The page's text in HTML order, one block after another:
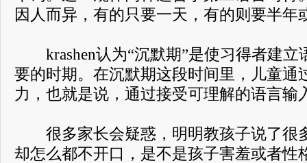
因人而异，有的只要一天，有的则要半年
krashen认为“沉默期”是使习得者建立
要的时期。在沉默期这段时间里，儿童通
力，也就是说，通过接受可理解的语言输
很多家长会疑惑，明明教孩子说了很
却怎么都不开口，是不是孩子害羞或者性